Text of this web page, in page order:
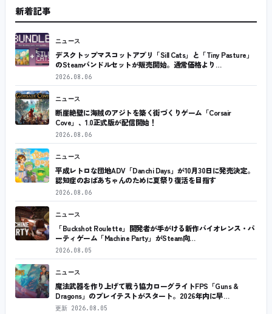
新着記事
ニュース
デスクトップマスコットアプリ「Sill Cats」と「Tiny Pasture」
のSteamバンドルセットが販売開始。通常価格より…
2026.08.06
ニュース
断崖絶壁に海賊のアジトを築く街づくりゲーム「Corsair
Cove」、1.0正式版が配信開始！
2026.08.06
ニュース
平成レトロな団地ADV「Danchi Days」が10月30日に発売決定。
認知症のおばあちゃんのために夏祭り復活を目指す
2026.08.06
ニュース
「Buckshot Roulette」開発者が手がける新作バイオレンス・パ
ーティゲーム「Machine Party」がSteam向…
2026.08.05
ニュース
魔法武器を作り上げて戦う協力ローグライトFPS「Guns &
Dragons」のプレイテストがスタート。2026年内に早…
更新 2026.08.05